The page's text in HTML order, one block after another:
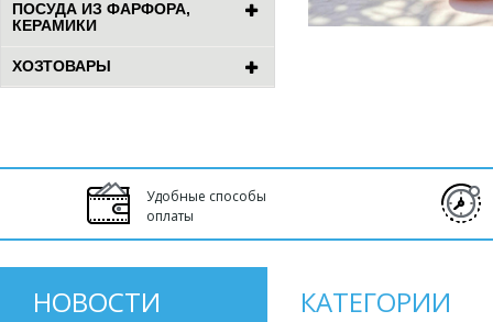
ПОСУДА ИЗ ФАРФОРА,
КЕРАМИКИ
ХОЗТОВАРЫ
Удобные способы
оплаты
НОВОСТИ КАТЕГОРИИ